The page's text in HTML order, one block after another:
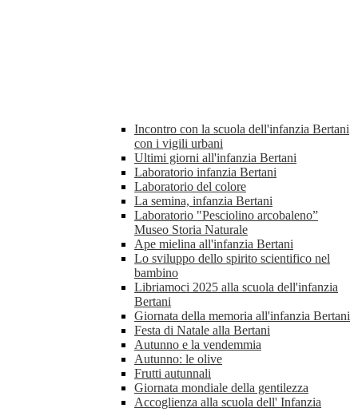
Incontro con la scuola dell'infanzia Bertani
con i vigili urbani
Ultimi giorni all'infanzia Bertani
Laboratorio infanzia Bertani
Laboratorio del colore
La semina, infanzia Bertani
Laboratorio "Pesciolino arcobaleno”
Museo Storia Naturale
Ape mielina all'infanzia Bertani
Lo sviluppo dello spirito scientifico nel
bambino
Libriamoci 2025 alla scuola dell'infanzia
Bertani
Giornata della memoria all'infanzia Bertani
Festa di Natale alla Bertani
Autunno e la vendemmia
Autunno: le olive
Frutti autunnali
Giornata mondiale della gentilezza
Accoglienza alla scuola dell' Infanzia